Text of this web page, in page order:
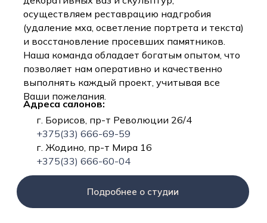
осуществляем реставрацию надгробия
(удаление мха, осветление портрета и текста)
и восстановление просевших памятников.
Наша команда обладает богатым опытом, что
позволяет нам оперативно и качественно
выполнять каждый проект, учитывая все
Ваши пожелания.
Адреса салонов:
г. Борисов, пр-т Революции 26/4
+375(33) 666-69-59
г. Жодино, пр-т Мира 16
+375(33) 666-60-04
Подробнее о студии